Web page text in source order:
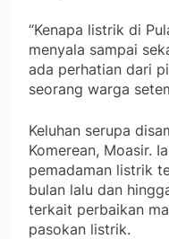
“Kenapa listrik di
menyala sampai
ada perhatian dari
seorang warga
Keluhan serupa
Komerean, Moasir.
pemadaman listrik
bulan lalu dan
terkait perbaikan
pasokan listrik.